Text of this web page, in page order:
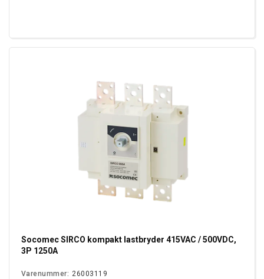
Socomec SIRCO kompakt lastbryder 415VAC / 500VDC,
3P 1250A
Varenummer: 26003119